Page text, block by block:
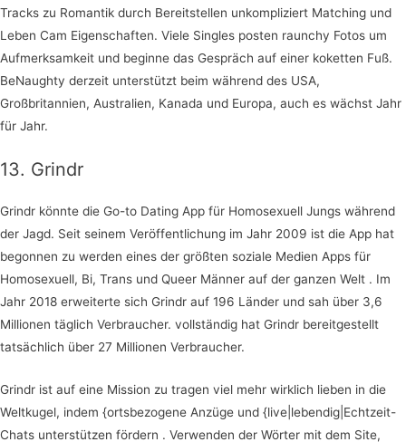
Tracks zu Romantik durch Bereitstellen unkompliziert Matching und
Leben Cam Eigenschaften. Viele Singles posten raunchy Fotos um
Aufmerksamkeit und beginne das Gespräch auf einer koketten Fuß.
BeNaughty derzeit unterstützt beim während des USA,
Großbritannien, Australien, Kanada und Europa, auch es wächst Jahr
für Jahr.
13. Grindr
Grindr könnte die Go-to Dating App für Homosexuell Jungs während
der Jagd. Seit seinem Veröffentlichung im Jahr 2009 ist die App hat
begonnen zu werden eines der größten soziale Medien Apps für
Homosexuell, Bi, Trans und Queer Männer auf der ganzen Welt . Im
Jahr 2018 erweiterte sich Grindr auf 196 Länder und sah über 3,6
Millionen täglich Verbraucher. vollständig hat Grindr bereitgestellt
tatsächlich über 27 Millionen Verbraucher.
Grindr ist auf eine Mission zu tragen viel mehr wirklich lieben in die
Weltkugel, indem {ortsbezogene Anzüge und {live|lebendig|Echtzeit-
Chats unterstützen fördern . Verwenden der Wörter mit dem Site,